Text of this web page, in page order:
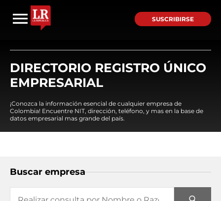
SUSCRIBIRSE
DIRECTORIO REGISTRO ÚNICO
EMPRESARIAL
¡Conozca la información esencial de cualquier empresa de
Colombia! Encuentre NIT, dirección, teléfono, y mas en la base de
datos empresarial mas grande del país.
Buscar empresa